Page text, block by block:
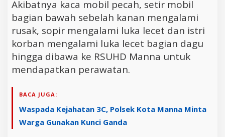
Akibatnya kaca mobil pecah, setir mobil
bagian bawah sebelah kanan mengalami
rusak, sopir mengalami luka lecet dan istri
korban mengalami luka lecet bagian dagu
hingga dibawa ke RSUHD Manna untuk
mendapatkan perawatan.
BACA JUGA:
Waspada Kejahatan 3C, Polsek Kota Manna Minta
Warga Gunakan Kunci Ganda